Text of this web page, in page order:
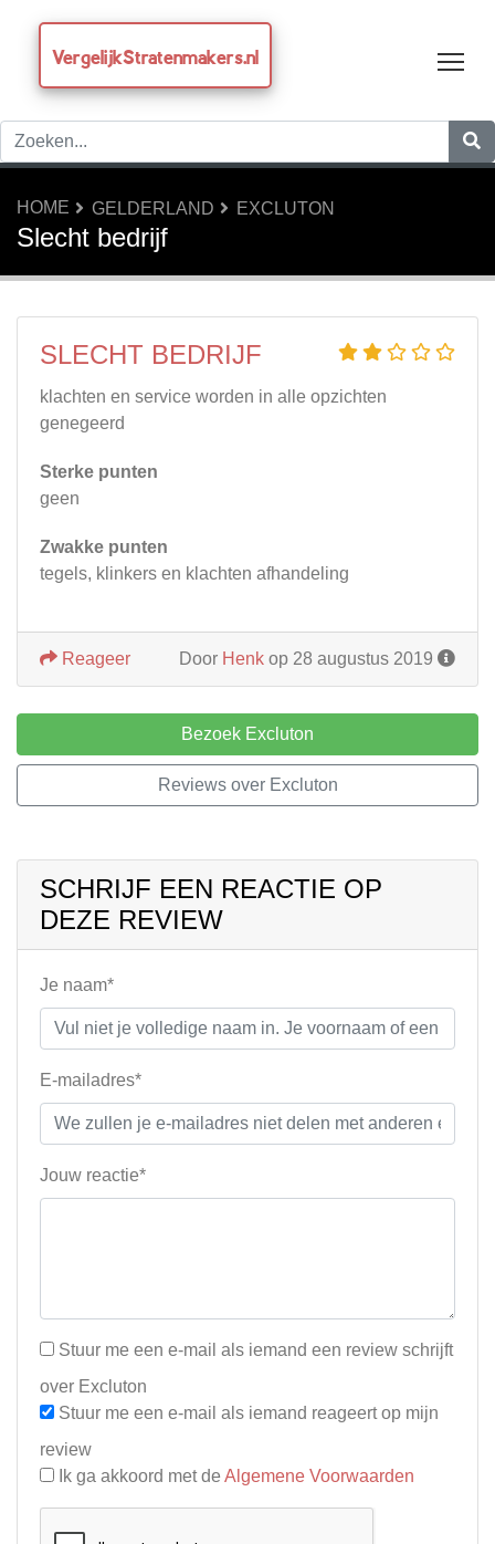
VergelijkStratenmakers.nl
HOME GELDERLAND EXCLUTON
Slecht bedrijf
SLECHT BEDRIJF
klachten en service worden in alle opzichten
genegeerd
Sterke punten
geen
Zwakke punten
tegels, klinkers en klachten afhandeling
Door Henk op 28 augustus 2019
Reageer
Bezoek Excluton
Reviews over Excluton
SCHRIJF EEN REACTIE OP
DEZE REVIEW
Je naam*
E-mailadres*
Jouw reactie*
Stuur me een e-mail als iemand een review schrijft
over Excluton
Stuur me een e-mail als iemand reageert op mijn
review
Ik ga akkoord met de Algemene Voorwaarden